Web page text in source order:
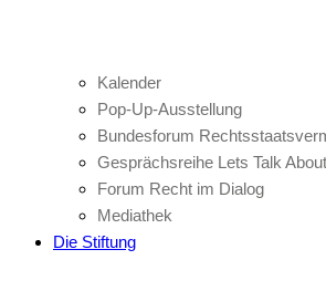
Kalender
Pop-Up-Ausstellung
Bundesforum
Gesprächsreihe Lets Talk
Forum Recht im Dialog
Mediathek
Die Stiftung